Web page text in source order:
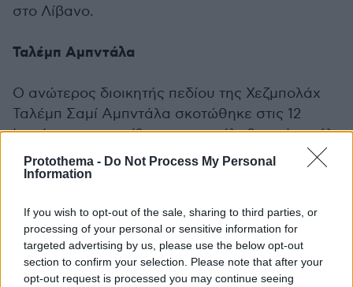
Protothema - Do Not Process My Personal
Information
If you wish to opt-out of the sale, sharing to third parties, or
processing of your personal or sensitive information for
targeted advertising by us, please use the below opt-out
section to confirm your selection. Please note that after your
opt-out request is processed you may continue seeing
στο Λίβανο.
Ταλέμπ Αμπντάλα
Ο ανώτερος διοικητής πεδίου της Χεζμπολάχ
Ταλέμπ Σαμί Αμπντάλα σκοτώθηκε στις 12
Ιουνίου σε μια επίθεση που ανέλαβε το Ισραήλ,
το οποίο δήλωσε ότι είχε πλήξει ένα κέντρο
διοίκησης και ελέγχου στο νότιο Λίβανο. Πηγές
επικεφαλής της Χεζμπολάχ, διοικητής της
κεντρικής περιοχής της νότιας συνοριακής
λωρίδας και είχε τον ίδιο βαθμό με τον Νάσερ.
Η δολοφονία του ώθησε την οργάνωση να